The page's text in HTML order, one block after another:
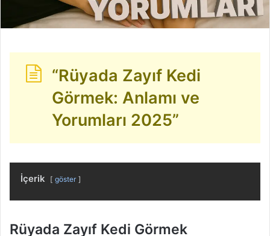
“Rüyada Zayıf Kedi
Görmek: Anlamı ve
Yorumları 2025”
İçerik göster
Rüyada Zayıf Kedi Görmek